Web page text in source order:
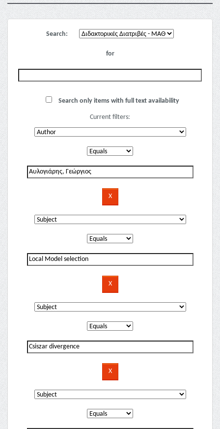
Search:
for
Search only items with full text availability
Current filters: